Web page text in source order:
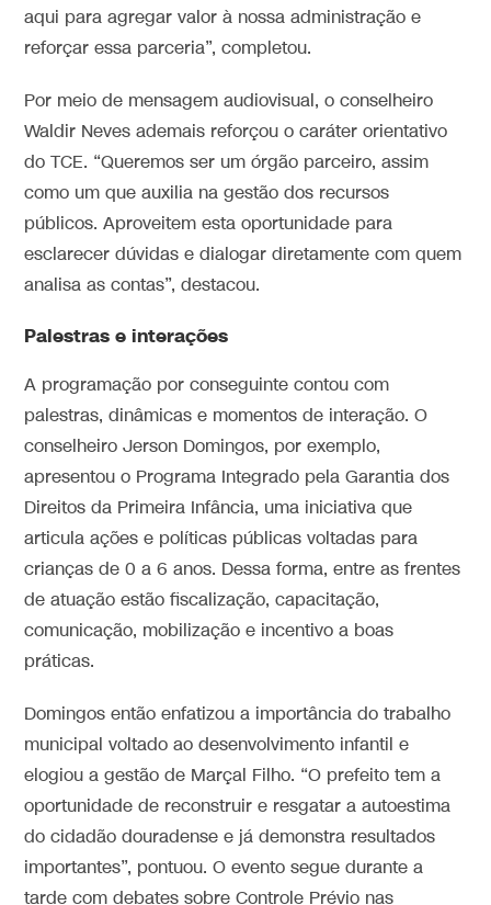
aqui para agregar valor à nossa administração e
reforçar essa parceria”, completou.
Por meio de mensagem audiovisual, o conselheiro
Waldir Neves ademais reforçou o caráter orientativo
do TCE. “Queremos ser um órgão parceiro, assim
como um que auxilia na gestão dos recursos
públicos. Aproveitem esta oportunidade para
esclarecer dúvidas e dialogar diretamente com quem
analisa as contas”, destacou.
Palestras e interações
A programação por conseguinte contou com
palestras, dinâmicas e momentos de interação. O
conselheiro Jerson Domingos, por exemplo,
apresentou o Programa Integrado pela Garantia dos
Direitos da Primeira Infância, uma iniciativa que
articula ações e políticas públicas voltadas para
crianças de 0 a 6 anos. Dessa forma, entre as frentes
de atuação estão fiscalização, capacitação,
comunicação, mobilização e incentivo a boas
práticas.
Domingos então enfatizou a importância do trabalho
municipal voltado ao desenvolvimento infantil e
elogiou a gestão de Marçal Filho. “O prefeito tem a
oportunidade de reconstruir e resgatar a autoestima
do cidadão douradense e já demonstra resultados
importantes”, pontuou. O evento segue durante a
tarde com debates sobre Controle Prévio nas